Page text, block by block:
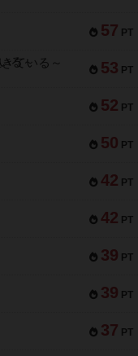
57 PT
53 PT
ている～
52 PT
50 PT
42 PT
42 PT
39 PT
39 PT
37 PT